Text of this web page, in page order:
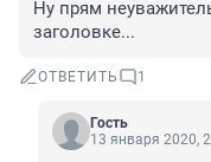
Ну прям
заголовке...
ОТВЕТИТЬ 1
Гость
13 января 2020,